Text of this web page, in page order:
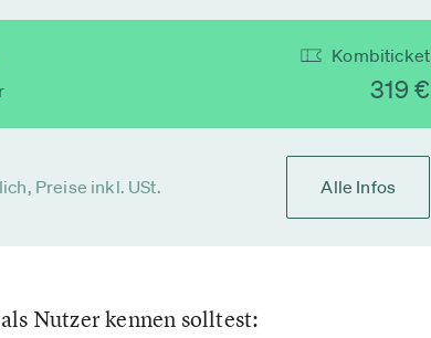
Kombiticket
319 €
Preise inkl. USt. Alle Infos
Nutzer kennen solltest: